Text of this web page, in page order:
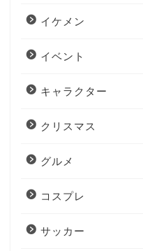
イケメン
イベント
キャラクター
クリスマス
グルメ
コスプレ
サッカー